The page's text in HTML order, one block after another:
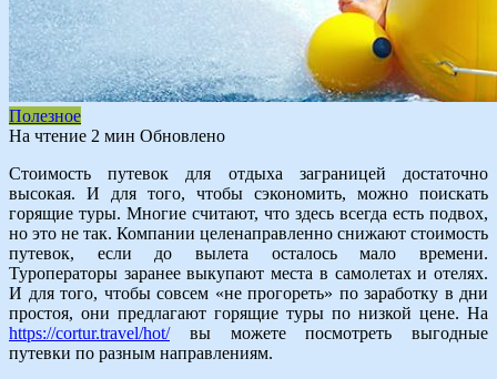
Полезное
На чтение 2 мин Обновлено
Стоимость путевок для отдыха заграницей достаточно
высокая. И для того, чтобы сэкономить, можно поискать
горящие туры. Многие считают, что здесь всегда есть подвох,
но это не так. Компании целенаправленно снижают стоимость
путевок, если до вылета осталось мало времени.
Туроператоры заранее выкупают места в самолетах и отелях.
И для того, чтобы совсем «не прогореть» по заработку в дни
простоя, они предлагают горящие туры по низкой цене. На
https://cortur.travel/hot/вы можете посмотреть выгодные
путевки по разным направлениям.